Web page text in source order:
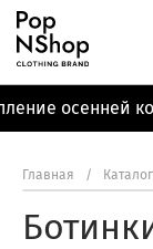
осенней
Главная /